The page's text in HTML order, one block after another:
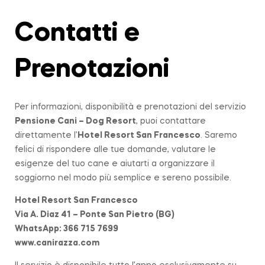
Contatti e
Prenotazioni
Per informazioni, disponibilità e prenotazioni del servizio
Pensione Cani – Dog Resort, puoi contattare
direttamente l’ Hotel Resort San Francesco . Saremo
felici di rispondere alle tue domande, valutare le
esigenze del tuo cane e aiutarti a organizzare il
soggiorno nel modo più semplice e sereno possibile.
Hotel Resort San Francesco
Via A. Diaz 41 – Ponte San Pietro (BG)
WhatsApp: 366 715 7699
www.canirazza.com